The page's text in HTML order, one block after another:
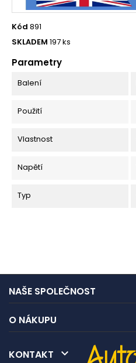
Kód 891
SKLADEM 197 ks
Parametry
Balení
Použití
Vlastnost
Napětí
Typ
NAŠE SPOLEČNOST
O NÁKUPU
KONTAKT 